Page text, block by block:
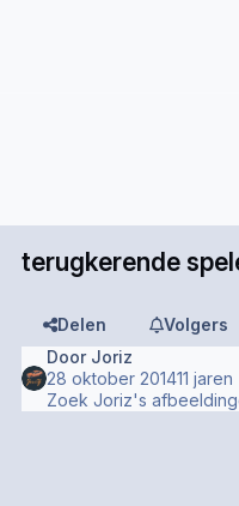
terugkerende
Delen
Volgers
Door Joriz
28 oktober 201411 jaren
Zoek Joriz's